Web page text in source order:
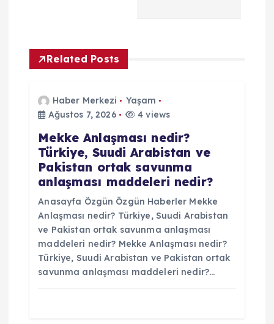
e
Related Posts
Haber Merkezi
Yaşam
Ağustos 7, 2026
4 views
Mekke Anlaşması nedir?
Türkiye, Suudi Arabistan ve
Pakistan ortak savunma
anlaşması maddeleri nedir?
Anasayfa Özgün Özgün Haberler Mekke
Anlaşması nedir? Türkiye, Suudi Arabistan
ve Pakistan ortak savunma anlaşması
maddeleri nedir? Mekke Anlaşması nedir?
Türkiye, Suudi Arabistan ve Pakistan ortak
savunma anlaşması maddeleri nedir?…